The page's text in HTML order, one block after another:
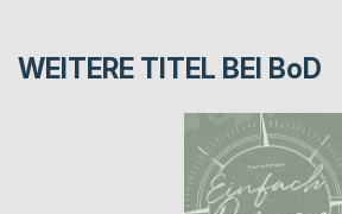
WEITERE TITEL BEI BoD